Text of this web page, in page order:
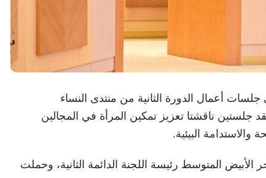
جلسات أعمال الدورة الثانية من منتدى النساء
جلستين ناقشتا تعزيز تمكين المرأة في المجالين
البيئية.
الأبيض المتوسط رئيسة اللجنة الدائمة الثانية، وحملت